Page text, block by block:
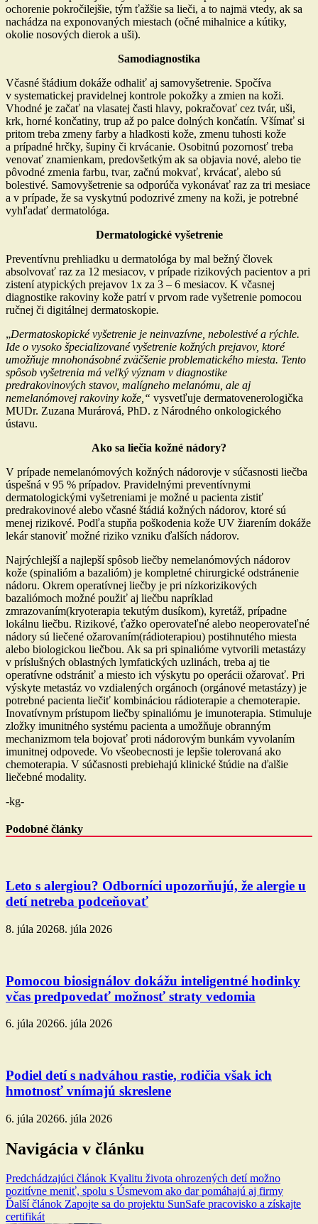
ochorenie pokročilejšie, tým ťažšie sa lieči, a to najmä vtedy, ak sa
nachádza na exponovaných miestach (očné mihalnice a kútiky,
okolie nosových dierok a uši).
Samodiagnostika
Včasné štádium dokáže odhaliť aj samovyšetrenie. Spočíva
v systematickej pravidelnej kontrole pokožky a zmien na koži.
Vhodné je začať na vlasatej časti hlavy, pokračovať cez tvár, uši,
krk, horné končatiny, trup až po palce dolných končatín. Všímať si
pritom treba zmeny farby a hladkosti kože, zmenu tuhosti kože
a prípadné hrčky, šupiny či krvácanie. Osobitnú pozornosť treba
venovať znamienkam, predovšetkým ak sa objavia nové, alebo tie
pôvodné zmenia farbu, tvar, začnú mokvať, krvácať, alebo sú
bolestivé. Samovyšetrenie sa odporúča vykonávať raz za tri mesiace
a v prípade, že sa vyskytnú podozrivé zmeny na koži, je potrebné
vyhľadať dermatológa.
Dermatologické vyšetrenie
Preventívnu prehliadku u dermatológa by mal bežný človek
absolvovať raz za 12 mesiacov, v prípade rizikových pacientov a pri
zistení atypických prejavov 1x za 3 – 6 mesiacov. K včasnej
diagnostike rakoviny kože patrí v prvom rade vyšetrenie pomocou
ručnej či digitálnej dermatoskopie.
„Dermatoskopické vyšetrenie je neinvazívne, nebolestivé a rýchle.
Ide o vysoko špecializované vyšetrenie kožných prejavov, ktoré
umožňuje mnohonásobné zväčšenie problematického miesta. Tento
spôsob vyšetrenia má veľký význam v diagnostike
predrakovinových stavov, malígneho melanómu, ale aj
nemelanómovej rakoviny kože,“ vysvetľuje dermatovenerologička
MUDr. Zuzana Murárová, PhD. z Národného onkologického
ústavu.
Ako sa liečia kožné nádory?
V prípade nemelanómových kožných nádorovje v súčasnosti liečba
úspešná v 95 % prípadov. Pravidelnými preventívnymi
dermatologickými vyšetreniami je možné u pacienta zistiť
predrakovinové alebo včasné štádiá kožných nádorov, ktoré sú
menej rizikové. Podľa stupňa poškodenia kože UV žiarením dokáže
lekár stanoviť možné riziko vzniku ďalších nádorov.
Najrýchlejší a najlepší spôsob liečby nemelanómových nádorov
kože (spinalióm a bazalióm) je kompletné chirurgické odstránenie
nádoru. Okrem operatívnej liečby je pri nízkorizikových
bazaliómoch možné použiť aj liečbu napríklad
zmrazovaním(kryoterapia tekutým dusíkom), kyretáž, prípadne
lokálnu liečbu. Rizikové, ťažko operovateľné alebo neoperovateľné
nádory sú liečené ožarovaním(rádioterapiou) postihnutého miesta
alebo biologickou liečbou. Ak sa pri spinalióme vytvorili metastázy
v príslušných oblastných lymfatických uzlinách, treba aj tie
operatívne odstrániť a miesto ich výskytu po operácii ožarovať. Pri
výskyte metastáz vo vzdialených orgánoch (orgánové metastázy) je
potrebné pacienta liečiť kombináciou rádioterapie a chemoterapie.
Inovatívnym prístupom liečby spinaliómu je imunoterapia. Stimuluje
zložky imunitného systému pacienta a umožňuje obranným
mechanizmom tela bojovať proti nádorovým bunkám vyvolaním
imunitnej odpovede. Vo všeobecnosti je lepšie tolerovaná ako
chemoterapia. V súčasnosti prebiehajú klinické štúdie na ďalšie
liečebné modality.
-kg-
Podobné články
Leto s alergiou? Odborníci upozorňujú, že alergie u
detí netreba podceňovať
8. júla 20268. júla 2026
Pomocou biosignálov dokážu inteligentné hodinky
včas predpovedať možnosť straty vedomia
6. júla 20266. júla 2026
Podiel detí s nadváhou rastie, rodičia však ich
hmotnosť vnímajú skreslene
6. júla 20266. júla 2026
Navigácia v článku
Predchádzajúci článok Kvalitu života ohrozených detí možno
pozitívne meniť, spolu s Úsmevom ako dar pomáhajú aj firmy
Ďalší článok Zapojte sa do projektu SunSafe pracovisko a získajte
certifikát